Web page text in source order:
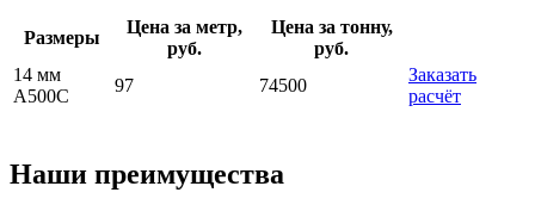
Размеры
Цена за метр,
руб.
Цена за тонну,
руб.
14 мм
А500С
97 74500
Заказать
расчёт
Наши преимущества